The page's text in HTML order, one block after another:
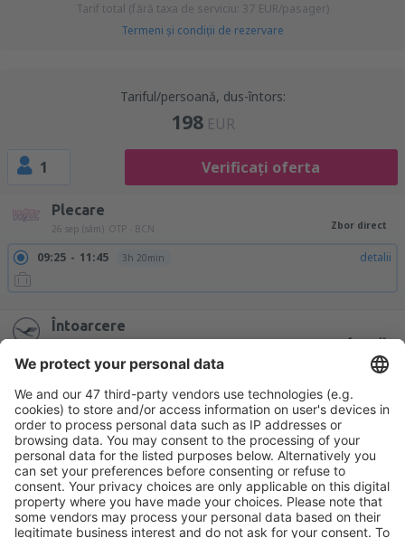
Tarif total (fără taxa de serviciu: 37 EUR/pasager)
Termeni şi condiţii de rezervare
Tariful/persoană, dus-întors:
198 EUR
1 Verificați oferta
Plecare
26 sep (sâm) OTP - BCN Zbor direct
09:25 11:45 3h 20min detalii
Întoarcere
1 escală
07:55 01:10 16h 15min detalii
Tarif total (fără taxa de serviciu:37 EUR/pasager)
Termeni şi condiţii de rezervare
mai mult